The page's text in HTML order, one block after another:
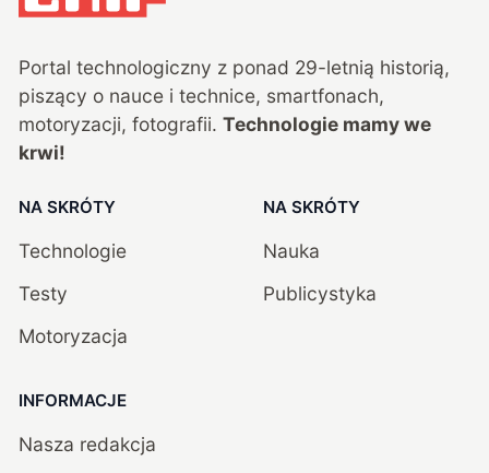
Portal technologiczny z ponad 29-letnią historią,
piszący o nauce i technice, smartfonach,
motoryzacji, fotografii. Technologie mamy we
krwi!
NA SKRÓTY
Technologie
Testy
Motoryzacja
NA SKRÓTY
Nauka
Publicystyka
INFORMACJE
Nasza redakcja